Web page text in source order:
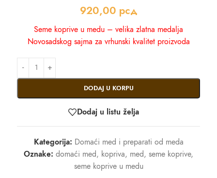
920,00 рсд
Seme koprive u medu – velika zlatna medalja
Novosadskog sajma za vrhunski kvalitet proizvoda
DODAJ U KORPU
Dodaj u listu želja
Kategorija: Domaći med i preparati od meda
Oznake: domaći med, kopriva, med, seme koprive,
seme koprive u medu